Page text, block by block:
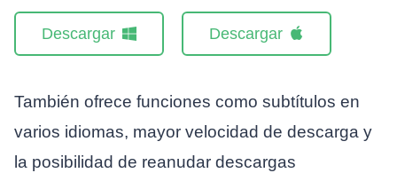
Descargar Descargar
También ofrece funciones como subtítulos en
varios idiomas, mayor velocidad de descarga y
la posibilidad de reanudar descargas